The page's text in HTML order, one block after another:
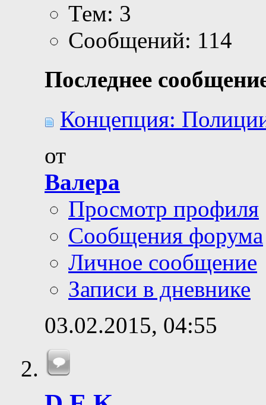
Тем: 3
Сообщений: 114
Последнее
Концепция:
от
Валера
Просмотр профиля
Сообщения форума
Личное сообщение
Записи в дневнике
03.02.2015, 04:55